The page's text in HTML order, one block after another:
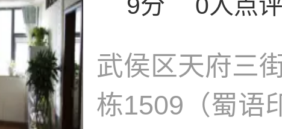
9分 0人点评
武侯区天府三
栋1509（蜀语